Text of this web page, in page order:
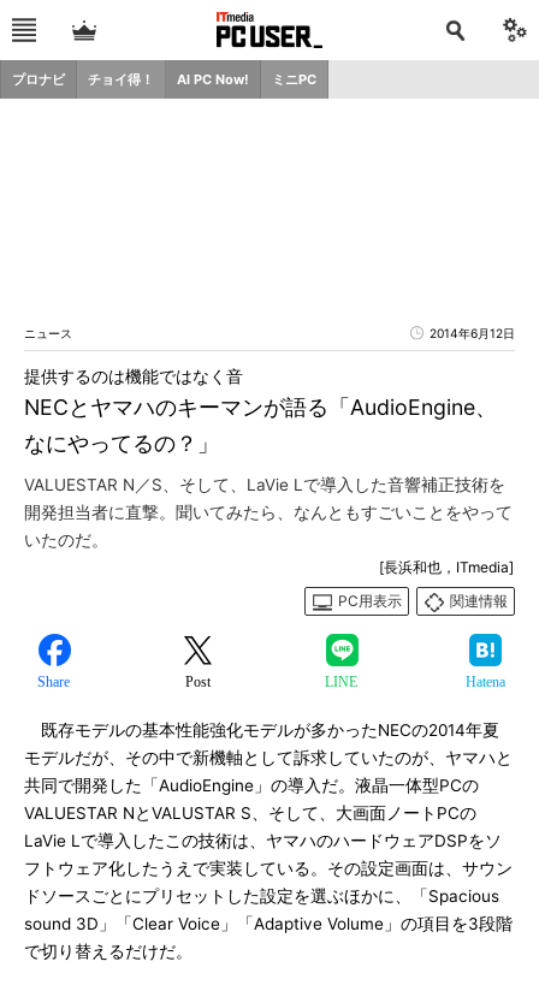
プロナビ チョイ得！ AI PC Now! ミニPC
ニュース 2014年6月12日
NECとヤマハのキーマンが語る「AudioEngine、
なにやってるの？」
提供するのは機能ではなく音
VALUESTAR N／S、そして、LaVie Lで導入した音響補正技術を
開発担当者に直撃。聞いてみたら、なんともすごいことをやって
いたのだ。
[長浜和也，ITmedia]
PC用表示
関連情報
Share Post LINE Hatena
既存モデルの基本性能強化モデルが多かったNECの2014年夏
モデルだが、その中で新機軸として訴求していたのが、ヤマハと
共同で開発した「AudioEngine」の導入だ。液晶一体型PCの
VALUESTAR NとVALUSTAR S、そして、大画面ノートPCの
LaVie Lで導入したこの技術は、ヤマハのハードウェアDSPをソ
フトウェア化したうえで実装している。その設定画面は、サウン
ドソースごとにプリセットした設定を選ぶほかに、「Spacious
sound 3D」「Clear Voice」「Adaptive Volume」の項目を3段階
で切り替えるだけだ。